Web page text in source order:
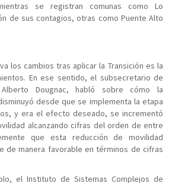
se registran comunas como Lo
de sus contagios, otras como Puente Alto
los cambios tras aplicar la Transición es la
En ese sentido, el subsecretario de
Alberto Dougnac, habló sobre cómo la
desde que se implementa la etapa
y era el efecto deseado, se incrementó
alcanzando cifras del orden de entre
que esta reducción de movilidad
de manera favorable en términos de cifras
el Instituto de Sistemas Complejos de